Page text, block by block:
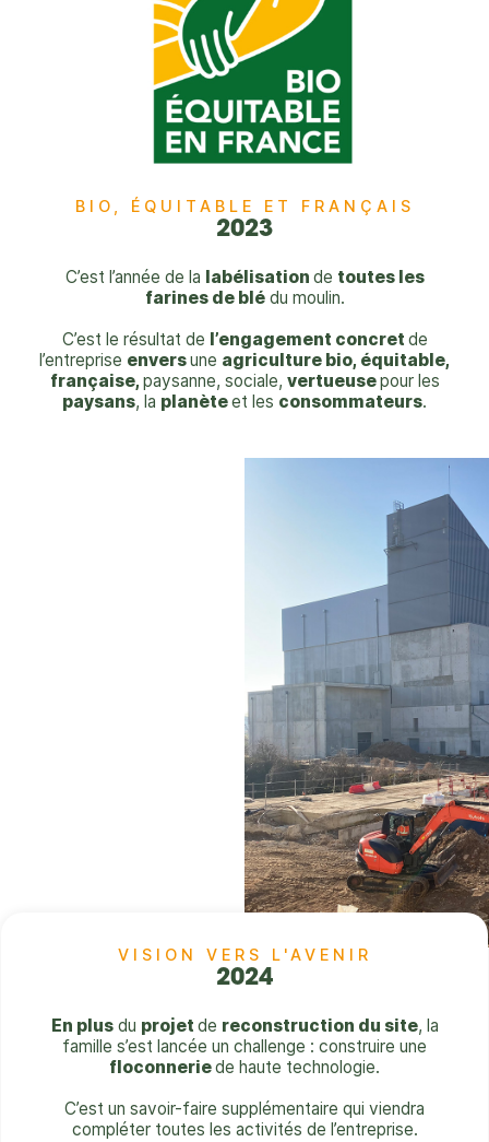
BIO, ÉQUITABLE ET FRANÇAIS​
2023
C’est l’année de la labélisation de toutes les
farines de blédu moulin.
C’est le résultat de l’engagement concret de
l’entreprise enversune agriculture bio, équitable,
française, paysanne, sociale, vertueusepour les
paysans, la planèteet les consommateurs.
VISION VERS L'AVENIR
2024
En plusdu projet de reconstruction du site, la
famille s’est lancée un challenge : construire une
floconneriede haute technologie.
C’est un savoir-faire supplémentaire qui viendra
compléter toutes les activités de l’entreprise.